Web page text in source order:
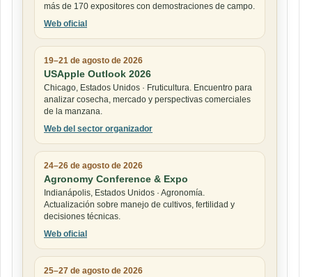
más de 170 expositores con demostraciones de campo.
Web oficial
19–21 de agosto de 2026
USApple Outlook 2026
Chicago, Estados Unidos · Fruticultura. Encuentro para
analizar cosecha, mercado y perspectivas comerciales
de la manzana.
Web del sector organizador
24–26 de agosto de 2026
Agronomy Conference & Expo
Indianápolis, Estados Unidos · Agronomía.
Actualización sobre manejo de cultivos, fertilidad y
decisiones técnicas.
Web oficial
25–27 de agosto de 2026